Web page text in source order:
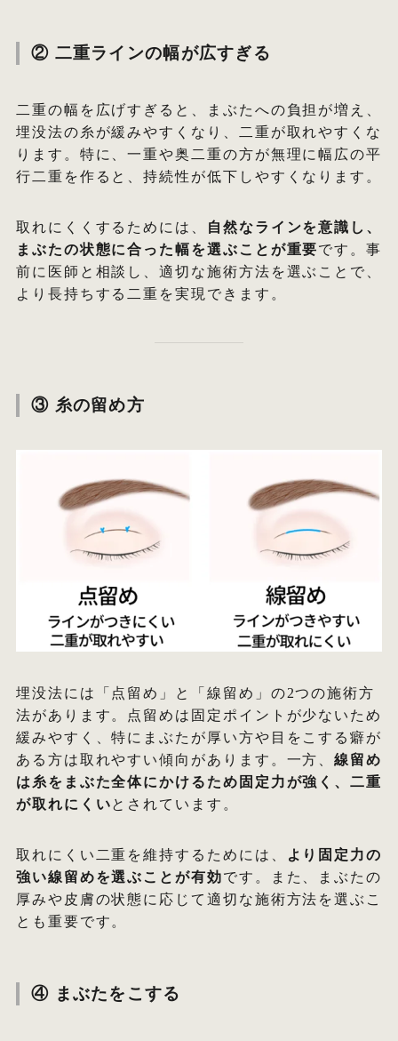
② 二重ラインの幅が広すぎる
二重の幅を広げすぎると、まぶたへの負担が増え、
埋没法の糸が緩みやすくなり、二重が取れやすくな
ります。特に、一重や奥二重の方が無理に幅広の平
行二重を作ると、持続性が低下しやすくなります。
取れにくくするためには、
自然なラインを意識し、
まぶたの状態に合った幅を選ぶことが重要です。事
前に医師と相談し、適切な施術方法を選ぶことで、
より長持ちする二重を実現できます。
③ 糸の留め方
埋没法には「点留め」と「線留め」の2つの施術方
法があります。点留めは固定ポイントが少ないため
緩みやすく、特にまぶたが厚い方や目をこする癖が
ある方は取れやすい傾向があります。一方、線留め
は糸をまぶた全体にかけるため固定力が強く、二重
が取れにくいとされています。
取れにくい二重を維持するためには、
より固定力の
強い線留めを選ぶことが有効です。また、まぶたの
厚みや皮膚の状態に応じて適切な施術方法を選ぶこ
とも重要です。
④ まぶたをこする